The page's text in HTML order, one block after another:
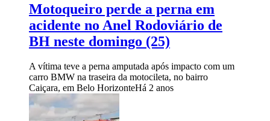
Motoqueiro perde a perna em
acidente no Anel Rodoviário de
BH neste domingo (25)
A vítima teve a perna amputada após impacto com um
carro BMW na traseira da motocileta, no bairro
Caiçara, em Belo HorizonteHá 2 anos